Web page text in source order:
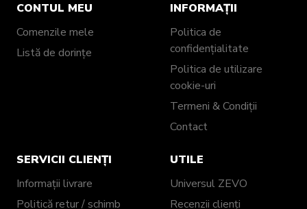
CONTUL MEU
Comenzile mele
Listă de dorințe
INFORMAȚII
Politica de
confidențialitate
Politica de utilizare
cookie-uri
Termeni & Condiții
Contact
SERVICII CLIENȚI
Informații livrare
Politică retur / schimb
UTILE
Universul ZEVO
Recenzii clienți